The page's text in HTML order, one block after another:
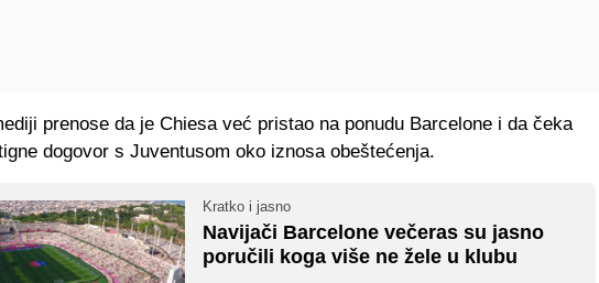
prenose da je Chiesa već pristao na ponudu Barcelone i da čeka
dogovor s Juventusom oko iznosa obeštećenja.
Kratko i jasno
Navijači Barcelone večeras su jasno
poručili koga više ne žele u klubu